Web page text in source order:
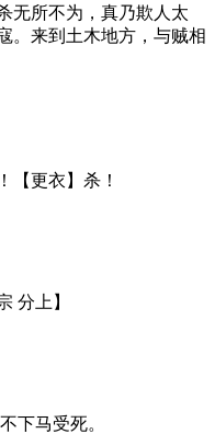
无所不为，真乃欺人太
。来到土木地方，与贼相
【更衣】杀！
分上】
下马受死。